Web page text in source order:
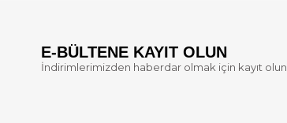
E-BÜLTENE KAYIT OLUN
İndirimlerimizden haberdar olmak için kayıt olun